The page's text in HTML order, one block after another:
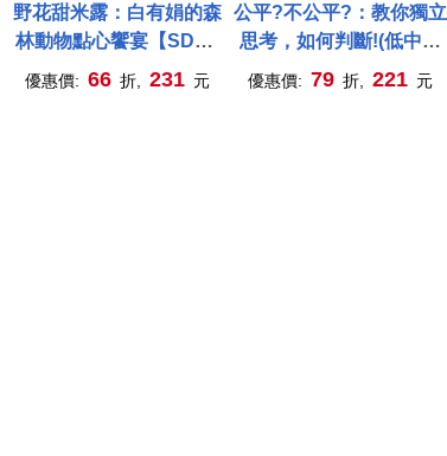
野花甜米露：白有娟的森
林動物點心饗宴【SDGs
主題繪本×社會情緒×人際
優惠價: 66 折, 231 元
公平?不公平?：教你獨立
思考，如何判斷!(低中年
級知識讀本) #兒童社會學
優惠價: 79 折, 221 元